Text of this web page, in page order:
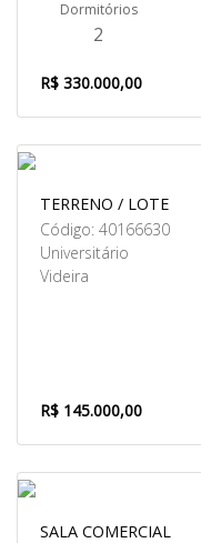
Dormitórios
2
R$ 330.000,00
TERRENO / LOTE
Código: 40166630
Universitário
Videira
R$ 145.000,00
SALA COMERCIAL